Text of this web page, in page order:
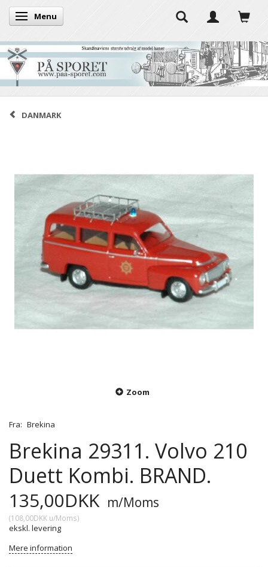
Skifte navigation
Menu
DANMARK
Zoom
Fra: Brekina
Brekina 29311. Volvo 210
Duett Kombi. BRAND.
135,00DKK m/Moms
(108,00DKK u/Moms)
ekskl. levering
Mere information